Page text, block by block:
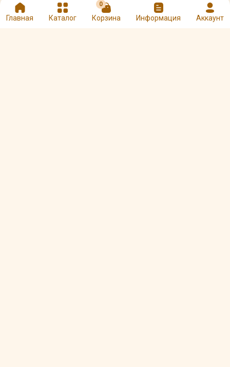
Главная Каталог
0
Корзина Информация Аккаунт
Оценка:
★★ ★